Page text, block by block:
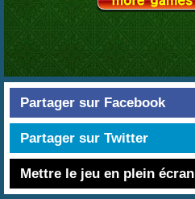
Partager sur Facebook
Partager sur Twitter
Mettre le jeu en plein écran